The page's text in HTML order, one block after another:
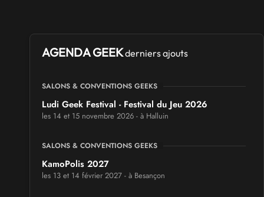
AGENDA GEEKderniers ajouts
SALONS & CONVENTIONS GEEKS
Ludi Geek Festival - Festival du Jeu 2026
les 14 et 15 novembre 2026 - à Halluin
SALONS & CONVENTIONS GEEKS
KamoPolis 2027
les 13 et 14 février 2027 - à Besançon